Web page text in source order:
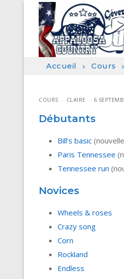
contenu
Accueil Cours
COURS CLAIRE 6
Débutants
Bill’s basic
Paris Tennessee
Tennessee run
Novices
Wheels & roses
Crazy song
Corn
Rockland
Endless